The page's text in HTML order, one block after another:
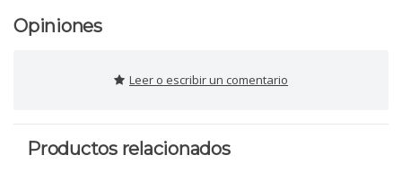
Opiniones
Leer o escribir un comentario
Productos relacionados